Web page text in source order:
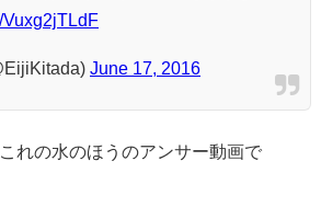
Vuxg2jTLdF
June 17, 2016
れの水のほうのアンサー動画で